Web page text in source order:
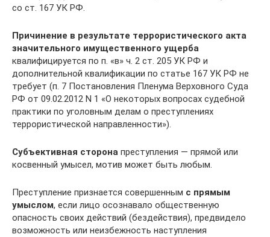
со ст. 167 УК РФ.
Причинение в результате террористического акта
значительного имущественного ущерба
квалифицируется по п. «в» ч. 2 ст. 205 УК РФ и
дополнительной квалификации по статье 167 УК РФ не
требует (п. 7 Постановления Пленума Верховного Суда
РФ от 09.02.2012 N 1 «О некоторых вопросах судебной
практики по уголовным делам о преступлениях
террористической направленности»).
Субъективная сторона преступления — прямой или
косвенный умысел, мотив может быть любым.
Преступление признается совершенным с прямым
умыслом, если лицо осознавало общественную
опасность своих действий (бездействия), предвидело
возможность или неизбежность наступления